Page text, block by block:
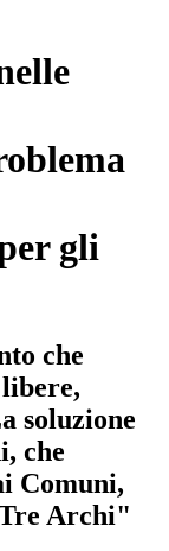
gli
che
soluzione
che
Comuni,
Archi"